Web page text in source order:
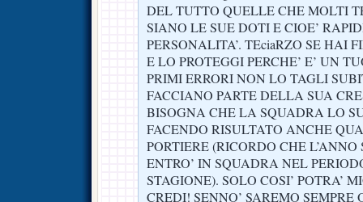
DEL TUTTO QUELLE CHE MOLTI
SIANO LE SUE DOTI E CIOE’
PERSONALITA’. TEciaRZO SE HAI
E LO PROTEGGI PERCHE’ E’ UN
PRIMI ERRORI NON LO TAGLI
FACCIANO PARTE DELLA SUA
BISOGNA CHE LA SQUADRA LO
FACENDO RISULTATO ANCHE
PORTIERE (RICORDO CHE L’ANNO
ENTRO’ IN SQUADRA NEL
STAGIONE). SOLO COSI’ POTRA’
CREDI! SENNO’ SAREMO SEMPRE